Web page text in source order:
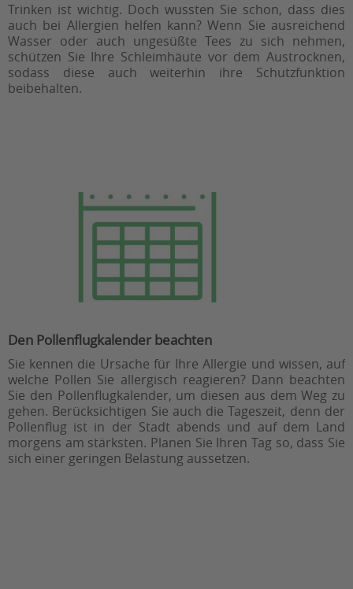
Den Pollenflugkalender beachten
Sie kennen die Ursache für Ihre Allergie und wissen, auf
welche Pollen Sie allergisch reagieren? Dann beachten
Sie den Pollenflugkalender, um diesen aus dem Weg zu
gehen. Berücksichtigen Sie auch die Tageszeit, denn der
Pollenflug ist in der Stadt abends und auf dem Land
morgens am stärksten. Planen Sie Ihren Tag so, dass Sie
sich einer geringen Belastung aussetzen.
Trinken ist wichtig. Doch wussten Sie schon, dass dies
auch bei Allergien helfen kann? Wenn Sie ausreichend
Wasser oder auch ungesüßte Tees zu sich nehmen,
schützen Sie Ihre Schleimhäute vor dem Austrocknen,
sodass diese auch weiterhin ihre Schutzfunktion
beibehalten.